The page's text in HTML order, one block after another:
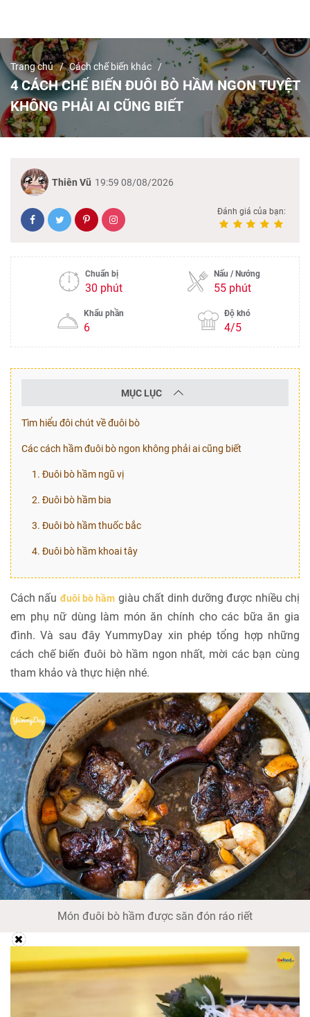
Trang chủ Cách chế biến khác
4 CÁCH CHẾ BIẾN ĐUÔI BÒ HẦM NGON TUYỆT
KHÔNG PHẢI AI CŨNG BIẾT
Thiên Vũ 19:59 08/08/2026
Đánh giá của bạn:
Chuẩn bị
30 phút
Nấu / Nướng
55 phút
Khẩu phần
6
Độ khó
4/5
MỤC LỤC
Tìm hiểu đôi chút về đuôi bò
Các cách hầm đuôi bò ngon không phải ai cũng biết
1. Đuôi bò hầm ngũ vị
2. Đuôi bò hầm bia
3. Đuôi bò hầm thuốc bắc
4. Đuôi bò hầm khoai tây
Cách nấu đuôi bò hầm giàu chất dinh dưỡng được nhiều chị
em phụ nữ dùng làm món ăn chính cho các bữa ăn gia
đình. Và sau đây YummyDay xin phép tổng hợp những
cách chế biến đuôi bò hầm ngon nhất, mời các bạn cùng
tham khảo và thực hiện nhé.
Món đuôi bò hầm được săn đón ráo riết